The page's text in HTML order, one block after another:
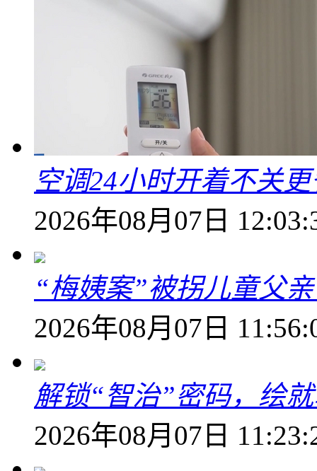
空调24小时开着不关
2026年08月07日
“梅姨案”被拐儿童父
2026年08月07日
解锁“智治”密码，绘
2026年08月07日